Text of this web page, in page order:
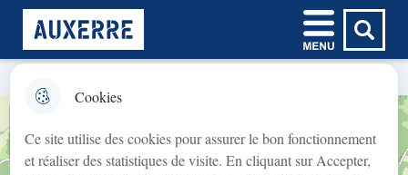
Cookies
Ce site utilise des cookies pour assurer le bon fonctionnement
et réaliser des statistiques de visite. En cliquant sur Accepter,
Aller
au
menu
Aller à la
recherche
Consulter le
plan du site
fermer
𝗙𝗲𝗿𝗺𝗲𝘁𝘂𝗿𝗲 𝘁𝗲𝗺𝗽𝗼𝗿𝗮𝗶𝗿𝗲 𝗱𝘂
𝗯𝘂𝗿𝗲𝗮𝘂 𝗱𝘂 𝗖𝗿𝗲́𝗱𝗶𝘁
𝗠𝘂𝗻𝗶𝗰𝗶𝗽𝗮𝗹 (𝗽𝗿𝗲̂𝘁 𝘀𝘂𝗿 𝗴𝗮𝗴𝗲)
Le bureau duCrédit Municipal (prêt sur gage)
Ville d'Auxerre Menu principal
Menu
Recherche
en texte
intégral
−